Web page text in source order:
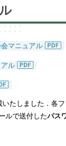
マニュアル
ル
たしました．各
ルで送付したパス